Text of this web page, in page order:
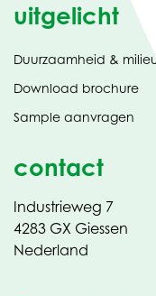
uitgelicht
Duurzaamheid &
Download brochure
Sample aanvragen
contact
Industrieweg 7
4283 GX Giessen
Nederland